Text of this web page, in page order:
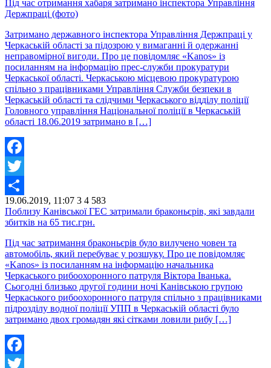
Під час отримання хабаря затримано інспектора Управління
Держпраці (фото)
Затримано державного інспектора Управління Держпраці у
Черкаській області за підозрою у вимаганні й одержанні
неправомірної вигоди. Про це повідомляє «Kanos» із
посиланням на інформацію прес-служби прокуратури
Черкаської області. Черкаською місцевою прокуратурою
спільно з працівниками Управління Служби безпеки в
Черкаській області та слідчими Черкаського відділу поліції
Головного управління Національної поліції в Черкаській
області 18.06.2019 затримано в […]
Facebook
Twitter
Share
19.06.2019, 11:07 3 4 583
Поблизу Канівської ГЕС затримали браконьєрів, які завдали
збитків на 65 тис.грн.
Під час затримання браконьєрів було вилучено човен та
автомобіль, який перебуває у розшуку. Про це повідомляє
«Kanos» із посиланням на інформацію начальника
Черкаського рибоохоронного патруля Віктора Іванька.
Сьогодні близько другої години ночі Канівською групою
Черкаського рибоохоронного патруля спільно з працівниками
підрозділу водної поліції УПП в Черкаській області було
затримано двох громадян які сітками ловили рибу […]
Facebook